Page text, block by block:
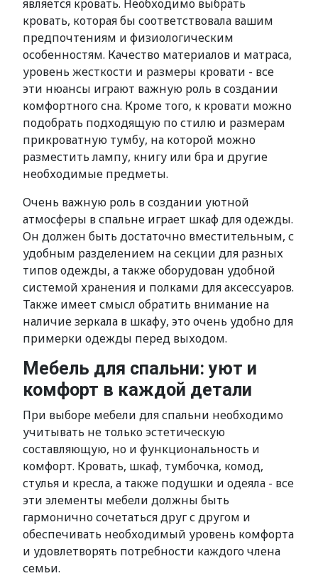
является кровать. Необходимо выбрать
кровать, которая бы соответствовала вашим
предпочтениям и физиологическим
особенностям. Качество материалов и матраса,
уровень жесткости и размеры кровати - все
эти нюансы играют важную роль в создании
комфортного сна. Кроме того, к кровати можно
подобрать подходящую по стилю и размерам
прикроватную тумбу, на которой можно
разместить лампу, книгу или бра и другие
необходимые предметы.
Очень важную роль в создании уютной
атмосферы в спальне играет шкаф для одежды.
Он должен быть достаточно вместительным, с
удобным разделением на секции для разных
типов одежды, а также оборудован удобной
системой хранения и полками для аксессуаров.
Также имеет смысл обратить внимание на
наличие зеркала в шкафу, это очень удобно для
примерки одежды перед выходом.
Мебель для спальни: уют и
комфорт в каждой детали
При выборе мебели для спальни необходимо
учитывать не только эстетическую
составляющую, но и функциональность и
комфорт. Кровать, шкаф, тумбочка, комод,
стулья и кресла, а также подушки и одеяла - все
эти элементы мебели должны быть
гармонично сочетаться друг с другом и
обеспечивать необходимый уровень комфорта
и удовлетворять потребности каждого члена
семьи.